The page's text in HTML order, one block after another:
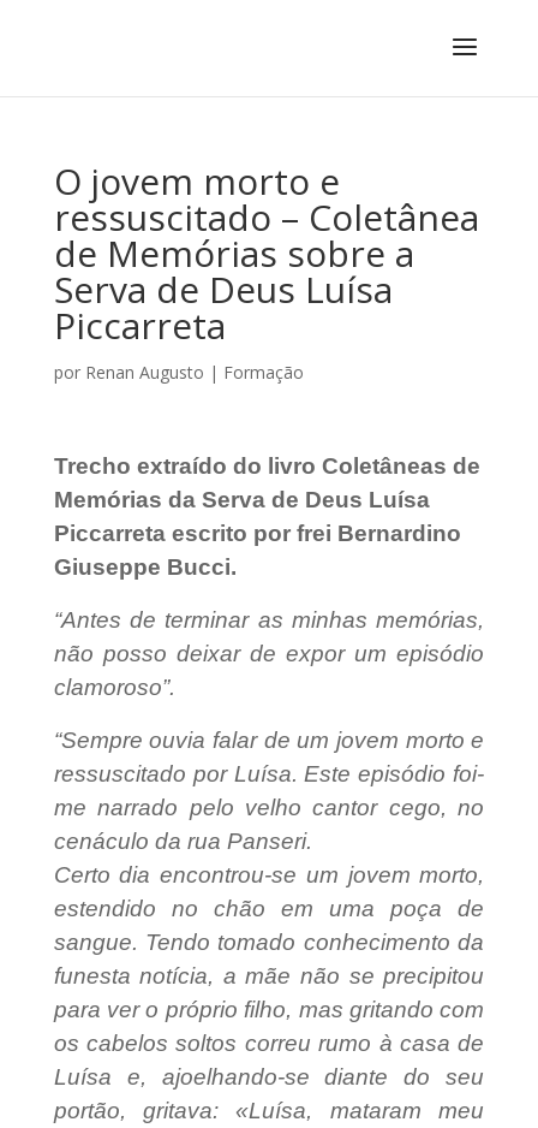
O jovem morto e
ressuscitado – Coletânea
de Memórias sobre a
Serva de Deus Luísa
Piccarreta
por Renan Augusto | Formação
Trecho extraído do livro Coletâneas de
Memórias da Serva de Deus Luísa
Piccarreta escrito por frei Bernardino
Giuseppe Bucci.
“Antes de terminar as minhas memórias,
não posso deixar de expor um episódio
clamoroso”.
“Sempre ouvia falar de um jovem morto e
ressuscitado por Luísa. Este episódio foi-
me narrado pelo velho cantor cego, no
cenáculo da rua Panseri.
Certo dia encontrou-se um jovem morto,
estendido no chão em uma poça de
sangue. Tendo tomado conhecimento da
funesta notícia, a mãe não se precipitou
para ver o próprio filho, mas gritando com
os cabelos soltos correu rumo à casa de
Luísa e, ajoelhando-se diante do seu
portão, gritava: «Luísa, mataram meu